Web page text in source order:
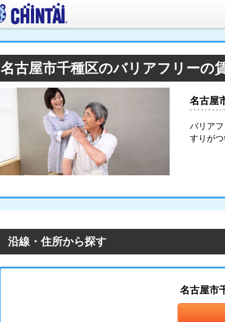
名古屋市千種区のバリアフリーの
名古屋
バリア
すりが
沿線・住所から探す
名古屋市